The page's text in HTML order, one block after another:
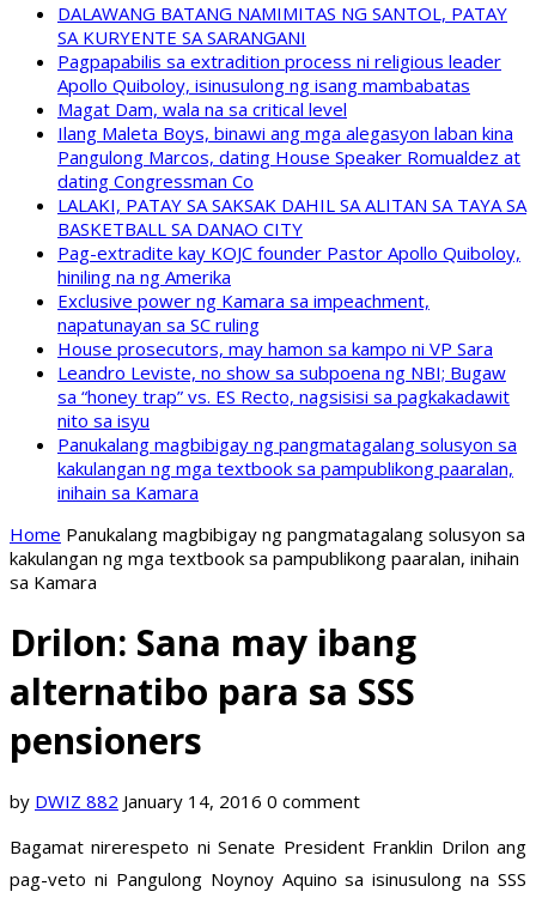
DALAWANG BATANG NAMIMITAS NG SANTOL, PATAY
SA KURYENTE SA SARANGANI
Pagpapabilis sa extradition process ni religious leader
Apollo Quiboloy, isinusulong ng isang mambabatas
Magat Dam, wala na sa critical level
Ilang Maleta Boys, binawi ang mga alegasyon laban kina
Pangulong Marcos, dating House Speaker Romualdez at
dating Congressman Co
LALAKI, PATAY SA SAKSAK DAHIL SA ALITAN SA TAYA SA
BASKETBALL SA DANAO CITY
Pag-extradite kay KOJC founder Pastor Apollo Quiboloy,
hiniling na ng Amerika
Exclusive power ng Kamara sa impeachment,
napatunayan sa SC ruling
House prosecutors, may hamon sa kampo ni VP Sara
Leandro Leviste, no show sa subpoena ng NBI; Bugaw
sa “honey trap” vs. ES Recto, nagsisisi sa pagkakadawit
nito sa isyu
Panukalang magbibigay ng pangmatagalang solusyon sa
kakulangan ng mga textbook sa pampublikong paaralan,
inihain sa Kamara
Home Panukalang magbibigay ng pangmatagalang solusyon sa
kakulangan ng mga textbook sa pampublikong paaralan, inihain
sa Kamara
Drilon: Sana may ibang
alternatibo para sa SSS
pensioners
by DWIZ 882 January 14, 2016 0 comment
Bagamat nirerespeto ni Senate President Franklin Drilon ang
pag-veto ni Pangulong Noynoy Aquino sa isinusulong na SSS